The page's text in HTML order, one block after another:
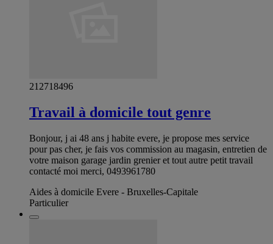
212718496
Travail à domicile tout genre
Bonjour, j ai 48 ans j habite evere, je propose mes service
pour pas cher, je fais vos commission au magasin, entretien de
votre maison garage jardin grenier et tout autre petit travail
contacté moi merci, 0493961780
Aides à domicile Evere - Bruxelles-Capitale
Particulier